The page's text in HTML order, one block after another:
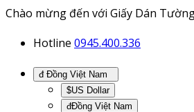
Chào mừng đến với Giấy Dán
Hotline 0945.400.336
$US Dollar
đĐồng Việt Nam